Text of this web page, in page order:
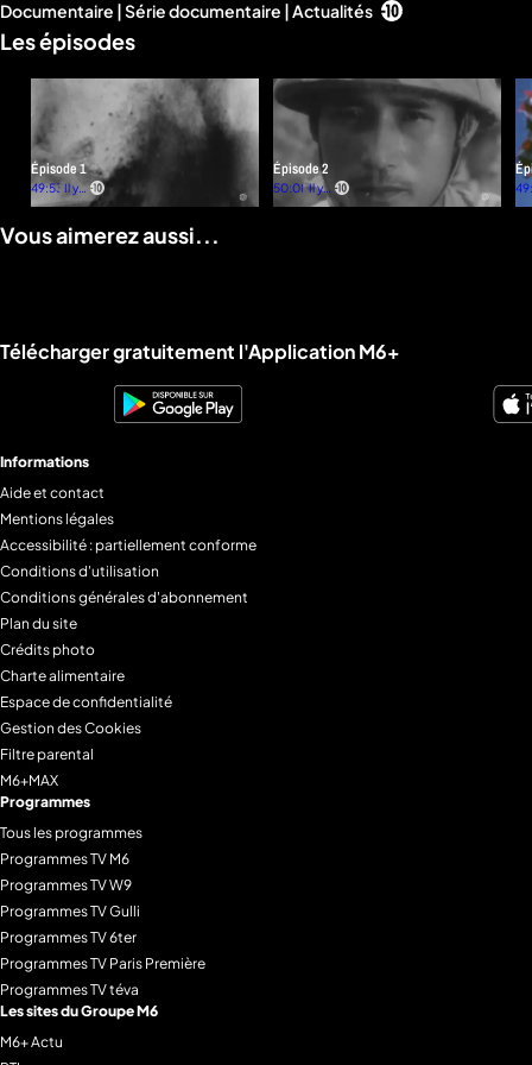
d'infos
Documentaire | Série documentaire | Actualités
Les épisodes
Épisode 1
49:53 Il y a
plus
an
Épisode 2
50:08Il y a
plus
Vous aimerez aussi...
Liens utiles M6+.
Télécharger gratuitement l'Application M6+
Informations
Aide et contact
Mentions légales
Accessibilité : partiellement conforme
Conditions d'utilisation
Conditions générales d'abonnement
Plan du site
Crédits photo
Charte alimentaire
Espace de confidentialité
Gestion des Cookies
Filtre parental
M6+MAX
Programmes
Tous les programmes
Programmes TV M6
Programmes TV W9
Programmes TV Gulli
Programmes TV 6ter
Programmes TV Paris Première
Programmes TV téva
Les sites du Groupe M6
M6+ Actu